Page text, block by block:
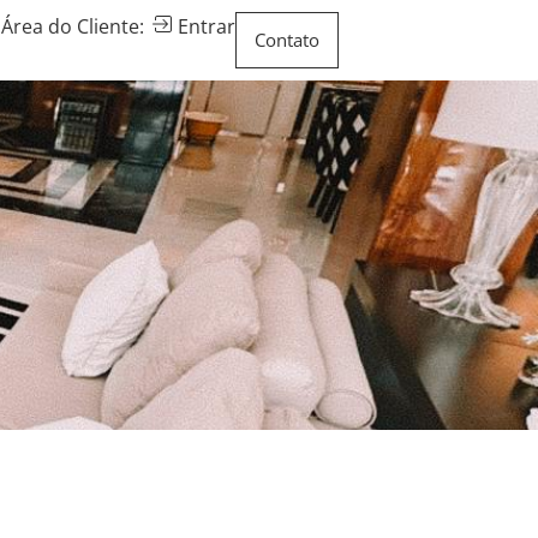
Área do Cliente: Entrar Contato